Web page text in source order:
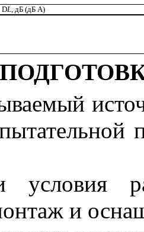
DL, дБ (дБ А)
и